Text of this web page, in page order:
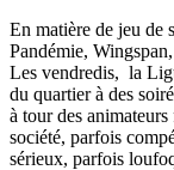
En matière de jeu de
Pandémie,
Les vendredis, la
du quartier à des
à tour des
société, parfois
sérieux, parfois